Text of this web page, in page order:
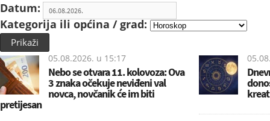
Datum:
Kategorija ili općina / grad:
Prikaži
05.08.2026. u 15:17
Nebo se otvara 11. kolovoza: Ova
3 znaka očekuje neviđeni val
novca, novčanik će im biti
pretijesan